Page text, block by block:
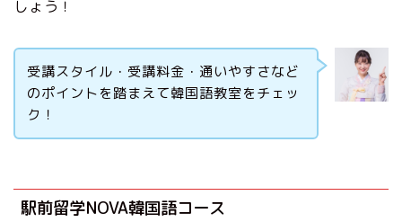
しょう！
受講スタイル・受講料金・通いやすさなど
のポイントを踏まえて韓国語教室をチェッ
ク！
駅前留学NOVA韓国語コース